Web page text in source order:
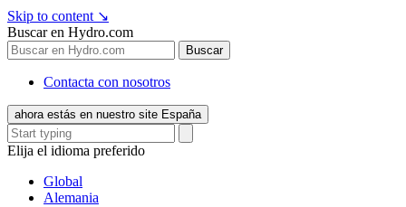
Skip to content ↘
Buscar en Hydro.com
Buscar
Contacta con nosotros
ahora estás en nuestro site España
Elija el idioma preferido
Global
Alemania